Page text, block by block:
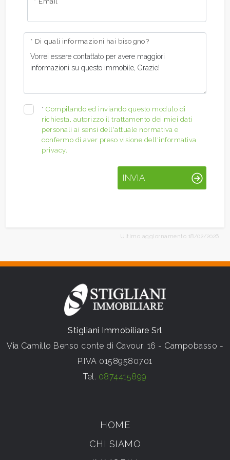
* Di quali informazioni hai bisogno?
*Compilando ed inviando questo modulo di
richiesta, autorizzo il trattamento dei miei dati
personali ai sensi dell'attuale normativa e
confermo di aver preso visione dell'informativa
privacy.
INVIA
Ultimo aggiornamento 18/02/2026
Stigliani Immobiliare Srl
Via Camillo Benso conte di Cavour, 16 - Campobasso -
P.IVA 01589580701
Tel. 0874415899
HOME
CHI SIAMO